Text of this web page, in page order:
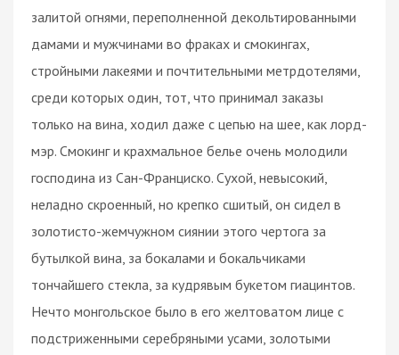
залитой огнями, переполненной декольтированными
дамами и мужчинами во фраках и смокингах,
стройными лакеями и почтительными метрдотелями,
среди которых один, тот, что принимал заказы
только на вина, ходил даже с цепью на шее, как лорд-
мэр. Смокинг и крахмальное белье очень молодили
господина из Сан-Франциско. Сухой, невысокий,
неладно скроенный, но крепко сшитый, он сидел в
золотисто-жемчужном сиянии этого чертога за
бутылкой вина, за бокалами и бокальчиками
тончайшего стекла, за кудрявым букетом гиацинтов.
Нечто монгольское было в его желтоватом лице с
подстриженными серебряными усами, золотыми